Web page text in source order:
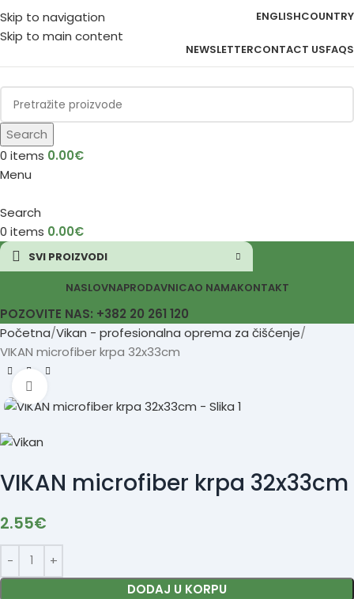
Skip to navigation
Skip to main content
ENGLISHCOUNTRY
NEWSLETTERCONTACT USFAQS
Search
0 items 0.00€
Menu
Search
0 items 0.00€
SVI PROIZVODI
NASLOVNAPRODAVNICAO NAMAKONTAKT
POZOVITE NAS: +382 20 261 120
Početna Vikan - profesionalna oprema za čišćenje
VIKAN microfiber krpa 32x33cm
VIKAN microfiber krpa 32x33cm
2.55€
DODAJ U KORPU